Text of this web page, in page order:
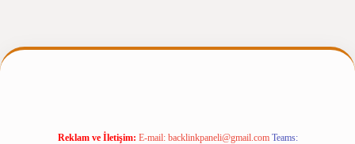
betexpergir.net
Reklam ve İletişim: E-mail: backlinkpaneli@gmail.com Teams: